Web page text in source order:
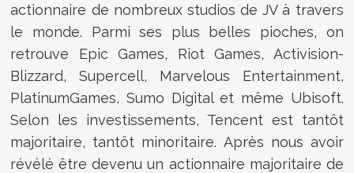
actionnaire de nombreux studios de JV à travers
le monde. Parmi ses plus belles pioches, on
retrouve Epic Games, Riot Games, Activision-
Blizzard, Supercell, Marvelous Entertainment,
PlatinumGames, Sumo Digital et même Ubisoft.
Selon les investissements, Tencent est tantôt
majoritaire, tantôt minoritaire. Après nous avoir
révélé être devenu un actionnaire majoritaire de